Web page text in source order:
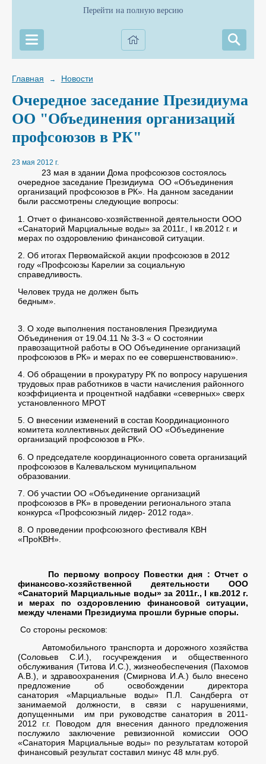
Перейти на полную версию
Главная → Новости
Очередное заседание Президиума
ОО "Объединения организаций
профсоюзов в РК"
23 мая 2012 г.
23 мая в здании Дома профсоюзов состоялось
очередное заседание Президиума ОО «Объединения
организаций профсоюзов в РК». На данном заседании
были рассмотрены следующие вопросы:
1.
Отчет о финансово-хозяйственной деятельности ООО
«Санаторий Марциальные воды» за 2011г., I кв.2012 г. и
мерах по оздоровлению финансовой ситуации.
2. Об итогах Первомайской акции профсоюзов в 2012
году «Профсоюзы Карелии за социальную
справедливость.
Человек труда не должен быть
бедным».
3. О ходе выполнения постановления Президиума
Объединения от 19.04.11 № 3-3 « О состоянии
правозащитной работы в ОО Объединение организаций
профсоюзов в РК» и мерах по ее совершенствованию».
4. Об обращении в прокуратуру РК по вопросу нарушения
трудовых прав работников в части начисления районного
коэффициента и процентной надбавки «северных» сверх
установленного МРОТ
5. О внесении изменений в состав Координационного
комитета коллективных действий ОО «Объединение
организаций профсоюзов в РК».
6. О председателе координационного совета организаций
профсоюзов в Калевальском муниципальном
образовании.
7. Об участии ОО «Объединение организаций
профсоюзов в РК» в проведении регионального этапа
конкурса «Профсоюзный лидер- 2012 года».
8. О проведении профсоюзного фестиваля КВН
«ПроКВН».
По первому вопросу Повестки дня : Отчет о
финансово-хозяйственной деятельности ООО
«Санаторий Марциальные воды» за 2011г., I кв.2012 г.
и мерах по оздоровлению финансовой ситуации,
между членами Президиума прошли бурные споры.
Со стороны рескомов:
Автомобильного транспорта и дорожного хозяйства
(Соловьев С.И.), госучреждения и общественного
обслуживания (Титова И.С.), жизнеобеспечения (Пахомов
А.В.), и здравоохранения (Смирнова И.А.) было внесено
предложение об освобождении директора
санатория «Марциальные воды» П.Л. Сандберга от
занимаемой должности, в связи с нарушениями,
допущенными им при руководстве санатория в 2011-
2012 г.г. Поводом для внесения данного предложения
послужило заключение ревизионной комиссии ООО
«Санатория Марциальные воды» по результатам которой
финансовый результат составил минус 48 млн.руб.